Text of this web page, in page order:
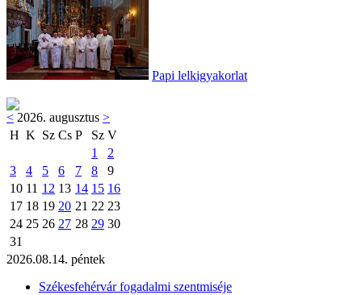
Papi lelkigyakorlat
< 2026. augusztus >
H K Sz Cs P Sz V
1
2
3
4 5 6 7 8
9
10 11 12 13 14 15 16
17 18 19 20 21 22 23
24 25 26 27 28 29 30
31
2026.08.14. péntek
Székesfehérvár fogadalmi szentmiséje